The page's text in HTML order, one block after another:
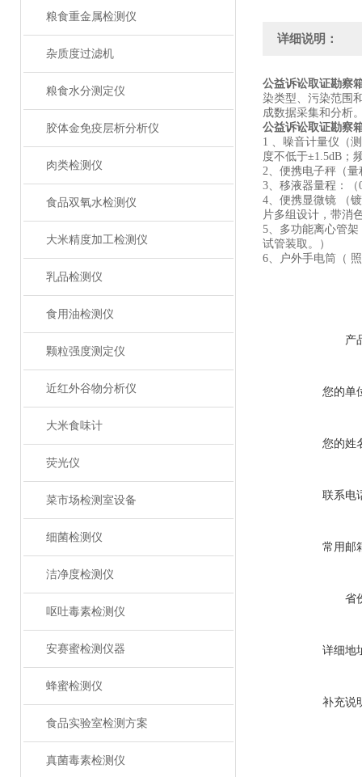
粮食重金属检测仪
杂质度过滤机
粮食水分测定仪
胶体金免疫层析分析仪
肉类检测仪
食品双氧水检测仪
大米精度加工检测仪
乳品检测仪
食用油检测仪
颗粒强度测定仪
近红外谷物分析仪
大米食味计
荧光仪
菜市场检测室设备
细菌检测仪
洁净度检测仪
呕吐毒素检测仪
安赛蜜检测仪器
蜂蜜检测仪
食品实验室检测方案
真菌毒素检测仪
详细说明：
公益诉讼取证勘察
染类型、污染范围
成数据采集和分析
公益诉讼取证勘察
1 、噪音计量仪（
度不低于±1.5dB；
2、便携电子秤（
3、移液器量程：
4、便携显微镜 （
片多组设计，带消
5、多功能离心管
试管装取。）
6、户外手电筒（
产
您的单
您的姓
联系电
常用邮
省
详细地
补充说